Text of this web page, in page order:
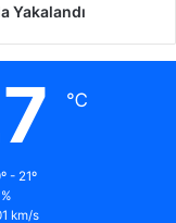
Yakalandı
℃
- 21º
km/s